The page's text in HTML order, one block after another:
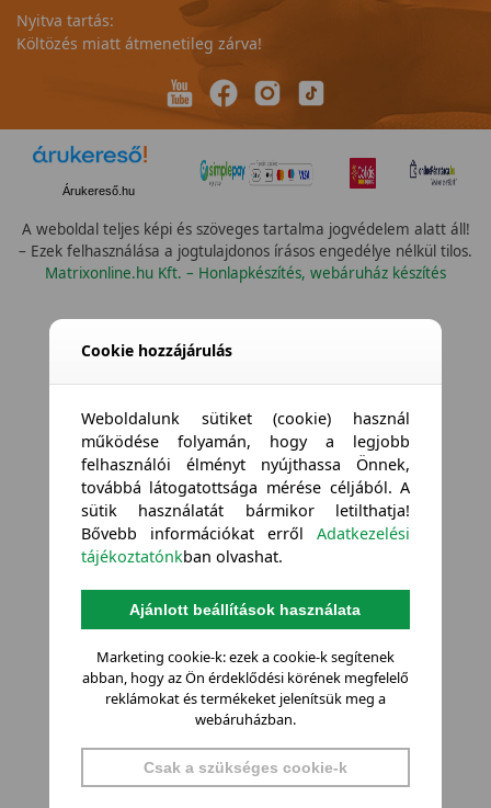
Nyitva tartás:
Költözés miatt átmenetileg zárva!
Árukereső.hu
A weboldal teljes képi és szöveges tartalma jogvédelem alatt áll!
– Ezek felhasználása a jogtulajdonos írásos engedélye nélkül tilos.
Matrixonline.hu Kft. – Honlapkészítés, webáruház készítés
Cookie hozzájárulás
Weboldalunk sütiket (cookie) használ
működése folyamán, hogy a legjobb
felhasználói élményt nyújthassa Önnek,
továbbá látogatottsága mérése céljából. A
sütik használatát bármikor letilthatja!
Bővebb információkat errőlAdatkezelési
tájékoztatónkban olvashat.
Ajánlott beállítások használata
Marketing cookie-k: ezek a cookie-k segítenek
abban, hogy az Ön érdeklődési körének megfelelő
reklámokat és termékeket jelenítsük meg a
webáruházban.
Csak a szükséges cookie-k